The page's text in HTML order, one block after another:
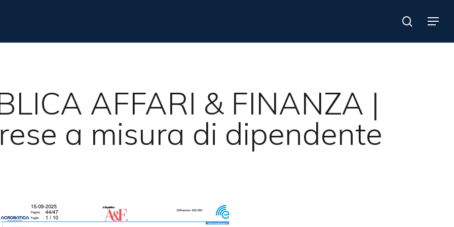
search
Menu
AFFARI & FINANZA |
a misura di dipendente